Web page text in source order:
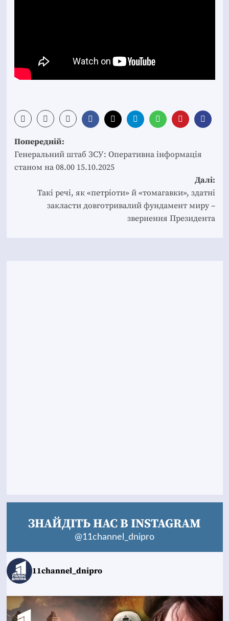
Post
navigation
Попередній:
Генеральний штаб ЗСУ: Оперативна інформація
станом на 08.00 15.10.2025
Далі:
Такі речі, як «петріоти» й «томагавки», здатні
закласти довготривалий фундамент миру –
звернення Президента
ЗНАЙДІТЬ НАС В INSTAGRAM
@11channel_dnipro
11channel_dnipro